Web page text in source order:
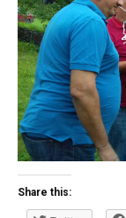
Share this: